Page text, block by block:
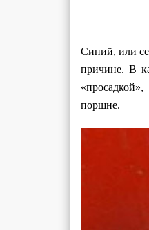
Синий, или
причине. В
поршне.